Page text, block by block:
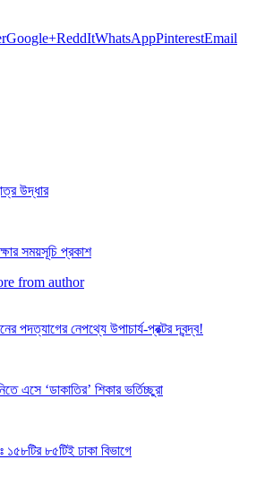
Google+ReddItWhatsAppPinterestEmail
উদ্ধার
সময়সূচি প্রকাশ
from author
পদত্যাগের নেপথ্যে উপাচার্য-প্রক্টর দ্বন্দ্ব!
এসে ‘ডাকাতির’ শিকার ভর্তিচ্ছুরা
১৫৮টির ৮৫টিই ঢাকা বিভাগে